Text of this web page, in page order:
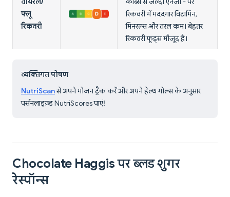
फ्लू
रिकवरी
रिकवरी में मददगार विटामिन,
मिनरल्स और तरल कम। बेहतर
रिकवरी फूड्स मौजूद हैं।
व्यक्तिगत पोषण
NutriScanसे अपने भोजन ट्रैक करें और अपने हेल्थ गोल्स के अनुसार
पर्सनलाइज़्ड NutriScores पाएं!
Chocolate Haggis पर ब्लड शुगर
रेस्पॉन्स